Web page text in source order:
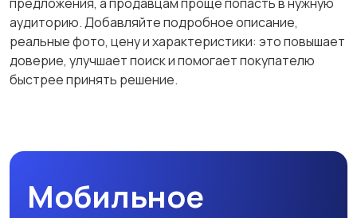
творчества
аудиторию. Добавляйте подробное описание,
реальные фото, цену и характеристики: это повышает
доверие, улучшает поиск и помогает покупателю
быстрее принять решение.
Мобильное